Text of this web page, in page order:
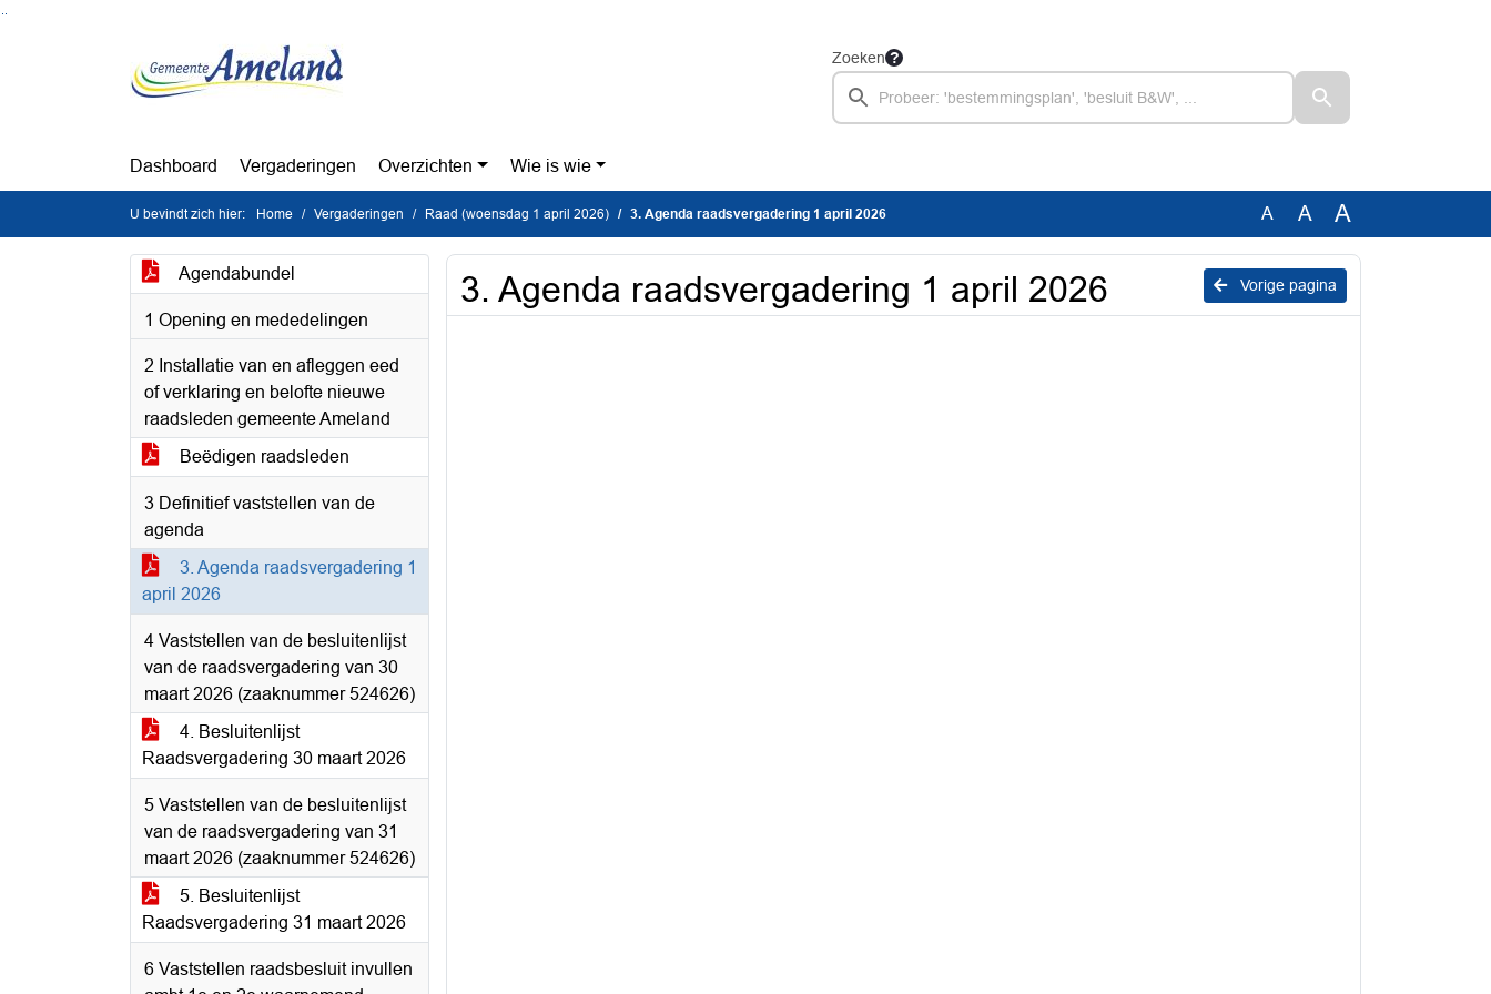
Zoeken
Dashboard Vergaderingen Overzichten Wie is wie
U bevindt zich hier: Home Vergaderingen Raad (woensdag 1 april 2026) 3. Agenda raadsvergadering 1 april 2026 A A A
Agendabundel
1 Opening en mededelingen
2 Installatie van en afleggen eed
of verklaring en belofte nieuwe
raadsleden gemeente Ameland
Beëdigen raadsleden
3 Definitief vaststellen van de
agenda
3. Agenda raadsvergadering 1
april 2026
4 Vaststellen van de besluitenlijst
van de raadsvergadering van 30
maart 2026 (zaaknummer 524626)
4. Besluitenlijst
Raadsvergadering 30 maart 2026
5 Vaststellen van de besluitenlijst
van de raadsvergadering van 31
maart 2026 (zaaknummer 524626)
5. Besluitenlijst
Raadsvergadering 31 maart 2026
6 Vaststellen raadsbesluit invullen
Vorige pagina
3. Agenda raadsvergadering 1 april 2026